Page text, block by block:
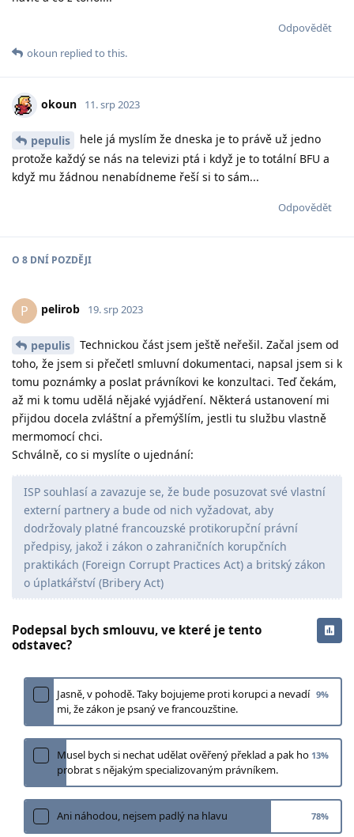
Odpovědět
okoun replied to this.
okoun 11. srp 2023
pepulis
hele já myslím že dneska je to právě už jedno
protože každý se nás na televizi ptá i když je to totální BFU a
když mu žádnou nenabídneme řeší si to sám...
Odpovědět
O 8 DNÍ POZDĚJI
P pelirob 19. srp 2023
pepulis
Technickou část jsem ještě neřešil. Začal jsem od
toho, že jsem si přečetl smluvní dokumentaci, napsal jsem si k
tomu poznámky a poslat právníkovi ke konzultaci. Teď čekám,
až mi k tomu udělá nějaké vyjádření. Některá ustanovení mi
přijdou docela zvláštní a přemýšlím, jestli tu službu vlastně
mermomocí chci.
Schválně, co si myslíte o ujednání:
ISP souhlasí a zavazuje se, že bude posuzovat své vlastní
externí partnery a bude od nich vyžadovat, aby
dodržovaly platné francouzské protikorupční právní
předpisy, jakož i zákon o zahraničních korupčních
praktikách (Foreign Corrupt Practices Act) a britský zákon
o úplatkářství (Bribery Act)
Podepsal bych smlouvu, ve které je tento
odstavec?
Jasně, v pohodě. Taky bojujeme proti korupci a nevadí
mi, že zákon je psaný ve francouzštine.
9%
Musel bych si nechat udělat ověřený překlad a pak ho
probrat s nějakým specializovaným právníkem.
13%
Ani náhodou, nejsem padlý na hlavu 78%